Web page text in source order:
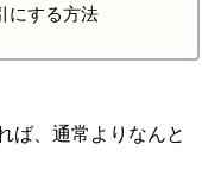
にする方法
ば、通常よりなんと